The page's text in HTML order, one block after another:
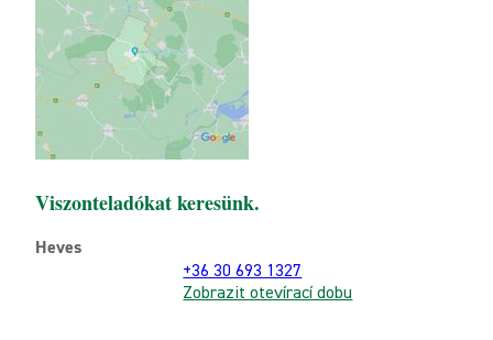
Viszonteladókat keresünk.
Heves
+36 30 693 1327
Zobrazit otevírací dobu